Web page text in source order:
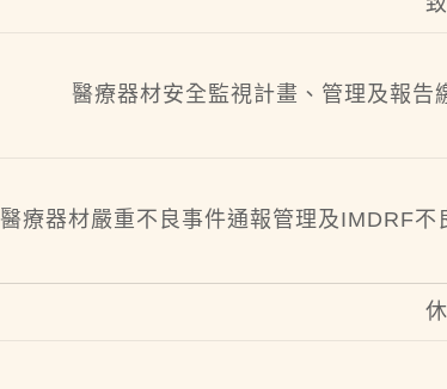
醫療器材安全監視計畫、管理及報告
醫療器材嚴重不良事件通報管理及IMDRF不